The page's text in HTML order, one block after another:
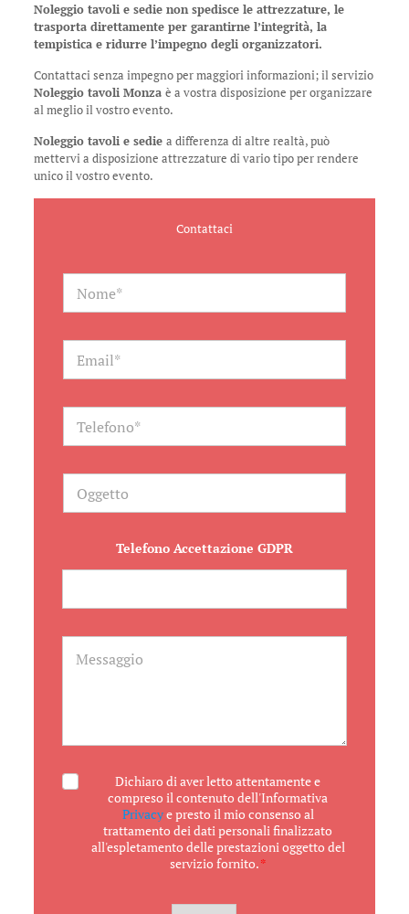
Noleggio tavoli e sedie non spedisce le attrezzature, le
trasporta direttamente per garantirne l’integrità, la
tempistica e ridurre l’impegno degli organizzatori.
Contattaci senza impegno per maggiori informazioni; il servizio
Noleggio tavoli Monza è a vostra disposizione per organizzare
al meglio il vostro evento.
Noleggio tavoli e sedie a differenza di altre realtà, può
mettervi a disposizione attrezzature di vario tipo per rendere
unico il vostro evento.
Contattaci
N
m
*E
a
lT
l
fO
g
o
Telefono Accettazione GDPR
M
i
A
Dichiaro di aver letto attentamente e
compreso il contenuto dell'Informativa
Privacye presto il mio consenso al
trattamento dei dati personali finalizzato
all'espletamento delle prestazioni oggetto del
servizio fornito.*